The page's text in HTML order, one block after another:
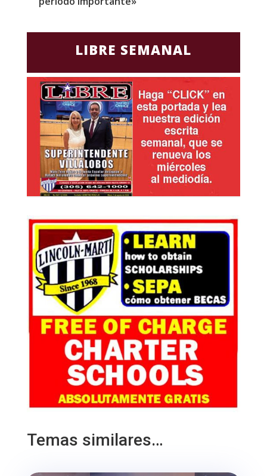
LIBRE SEMANAL
Temas similares…